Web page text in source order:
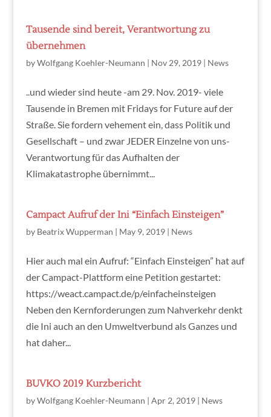
Tausende sind bereit, Verantwortung zu
übernehmen
byWolfgang Koehler-Neumann Nov 29, 2019| News
..und wieder sind heute -am 29. Nov. 2019- viele
Tausende in Bremen mit Fridays for Future auf der
Straße. Sie fordern vehement ein, dass Politik und
Gesellschaft – und zwar JEDER Einzelne von uns-
Verantwortung für das Aufhalten der
Klimakatastrophe übernimmt...
Campact Aufruf der Ini “Einfach Einsteigen”
by Beatrix Wupperman May 9, 2019| News
Hier auch mal ein Aufruf: “Einfach Einsteigen” hat auf
der Campact-Plattform eine Petition gestartet:
https://weact.campact.de/p/einfacheinsteigen
Neben den Kernforderungen zum Nahverkehr denkt
die Ini auch an den Umweltverbund als Ganzes und
hat daher...
BUVKO 2019 Kurzbericht
byWolfgang Koehler-Neumann Apr 2, 2019| News